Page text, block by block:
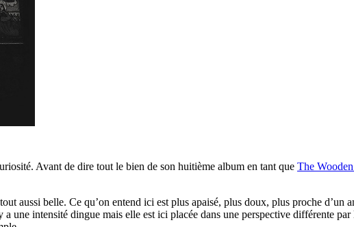
Avant de dire tout le bien de son huitième album en tant que The
aussi belle. Ce qu’on entend ici est plus apaisé, plus doux, plus proche d’un
a une intensité dingue mais elle est ici placée dans une perspective différente